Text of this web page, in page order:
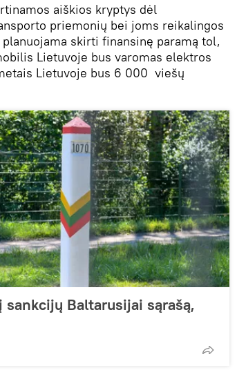
aiškios kryptys dėl
priemonių bei joms reikalingos
skirti finansinę paramą tol,
Lietuvoje bus varomas elektros
Lietuvoje bus 6 000 viešų
sankcijų Baltarusijai sąrašą,